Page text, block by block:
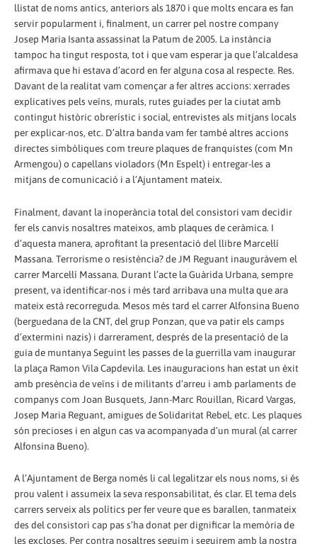
llistat de noms antics, anteriors als 1870 i que molts encara es fan
servir popularment i, finalment, un carrer pel nostre company
Josep Maria Isanta assassinat la Patum de 2005. La instància
tampoc ha tingut resposta, tot i que vam esperar ja que l’alcaldesa
afirmava que hi estava d’acord en fer alguna cosa al respecte. Res.
Davant de la realitat vam començar a fer altres accions: xerrades
explicatives pels veïns, murals, rutes guiades per la ciutat amb
contingut històric obrerístic i social, entrevistes als mitjans locals
per explicar-nos, etc. D’altra banda vam fer també altres accions
directes simbòliques com treure plaques de franquistes (com Mn
Armengou) o capellans violadors (Mn Espelt) i entregar-les a
mitjans de comunicació i a l’Ajuntament mateix.
Finalment, davant la inoperància total del consistori vam decidir
fer els canvis nosaltres mateixos, amb plaques de ceràmica. I
d’aquesta manera, aprofitant la presentació del llibre Marcel·lí
Massana. Terrorisme o resistència? de JM Reguant inauguràvem el
carrer Marcel·lí Massana. Durant l’acte la Guàrida Urbana, sempre
present, va identificar-nos i més tard arribava una multa que ara
mateix està recorreguda. Mesos més tard el carrer Alfonsina Bueno
(berguedana de la CNT, del grup Ponzan, que va patir els camps
d’extermini nazis) i darrerament, després de la presentació de la
guia de muntanya Seguint les passes de la guerrilla vam inaugurar
la plaça Ramon Vila Capdevila. Les inauguracions han estat un èxit
amb presència de veïns i de militants d’arreu i amb parlaments de
companys com Joan Busquets, Jann-Marc Rouillan, Ricard Vargas,
Josep Maria Reguant, amigues de Solidaritat Rebel, etc. Les plaques
són precioses i en algun cas va acompanyada d’un mural (al carrer
Alfonsina Bueno).
A l’Ajuntament de Berga només li cal legalitzar els nous noms, si és
prou valent i assumeix la seva responsabilitat, és clar. El tema dels
carrers serveix als polítics per fer veure que es barallen, tanmateix
des del consistori cap pas s’ha donat per dignificar la memòria de
les excloses. Per contra nosaltres seguim i seguirem amb la nostra